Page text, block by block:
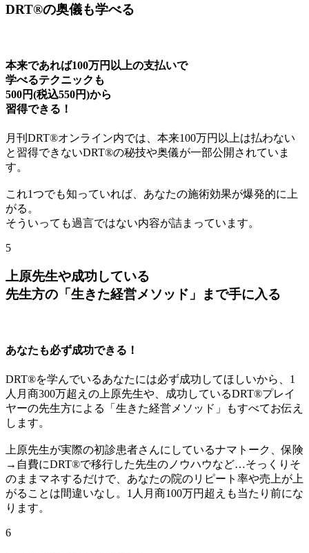
DRT®の奥儀も学べる
本来であれば100万円以上の支払いで
学べるテクニックも
500円(税込550円)から
習得できる！
月刊DRT®オンライン内では、本来100万円以上は払わない
と習得できないDRT®の秘技や奥儀が一部公開されていま
す。
これ1つでも知っていれば、あなたの施術効果が爆発的に上
がる。
そういっても過言ではない内容が詰まっています。
5
上原先生や成功している
先生方の 「生きた経営メソッド」まで手に入る
あなたも必ず成功できる！
DRT®を学んでいるあなたには必ず成功してほしいから、1
人月商300万超えの上原先生や、成功しているDRT®プレイ
ヤーの先生方による「生きた経営メソッド」もすべてお伝え
します。
上原先生が実際の初診患者さんにしているナマトーク、保険
→自費にDRT®で移行した先生のノウハウなど…そっくりそ
のままマネするだけで、あなたの院のリピート率や売上が上
がることは間違いなし。1人月商100万円超えも当たり前にな
ります。
6